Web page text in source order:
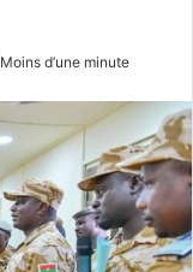
Moins d’une minute